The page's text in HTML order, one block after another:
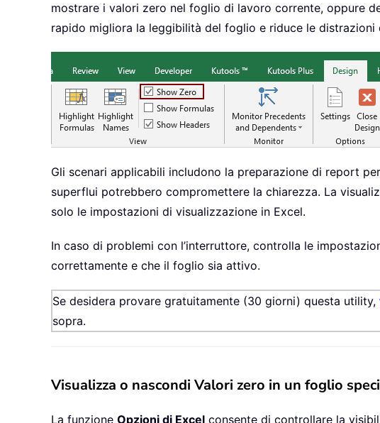
mostrare i valori zero nel foglio di lavoro corrente, oppure
rapido migliora la leggibilità del foglio e riduce le distrazioni
Gli scenari applicabili includono la preparazione di report
superflui potrebbero compromettere la chiarezza. La
solo le impostazioni di visualizzazione in Excel.
In caso di problemi con l’interruttore, controlla le
correttamente e che il foglio sia attivo.
Se desidera provare gratuitamente (30 giorni) questa utility,
sopra.
Visualizza o nascondi Valori zero in un foglio
La funzione Opzioni di Excel consente di controllare la